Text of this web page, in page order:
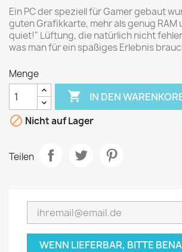
Ein PC der speziell für Gamer gebaut
guten Grafikkarte, mehr als genug RAM
quiet!" Lüftung, die natürlich nicht
was man für ein spaßiges Erlebnis
Menge
 IN DEN
 Nicht auf Lager
Teilen
WENN LIEFERBAR, BITTE